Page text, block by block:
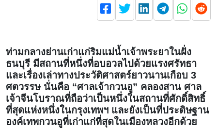
ท่ามกลางย่านเก่าแก่ริมแม่น้ำเจ้าพระยาในฝั่ง
ธนบุรี มีสถานที่หนึ่งที่อบอวลไปด้วยแรงศรัทธา
และเรื่องเล่าทางประวัติศาสตร์ยาวนานเกือบ 3
ศตวรรษ นั่นคือ “ศาลเจ้ากวนอู” คลองสาน ศาล
เจ้าจีนโบราณที่ถือว่าเป็นหนึ่งในสถานที่ศักดิ์สิทธิ์
ที่สุดแห่งหนึ่งในกรุงเทพฯ และยังเป็นที่ประดิษฐาน
องค์เทพกวนอูที่เก่าแก่ที่สุดในเมืองหลวงอีกด้วย